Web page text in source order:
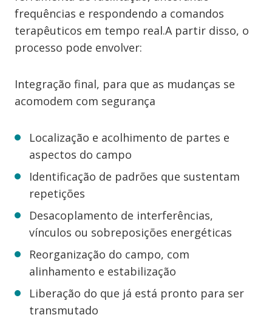
frequências e respondendo a comandos
terapêuticos em tempo real.A partir disso, o
processo pode envolver:
Integração final, para que as mudanças se
acomodem com segurança
Localização e acolhimento de partes e
aspectos do campo
Identificação de padrões que sustentam
repetições
Desacoplamento de interferências,
vínculos ou sobreposições energéticas
Reorganização do campo, com
alinhamento e estabilização
Liberação do que já está pronto para ser
transmutado